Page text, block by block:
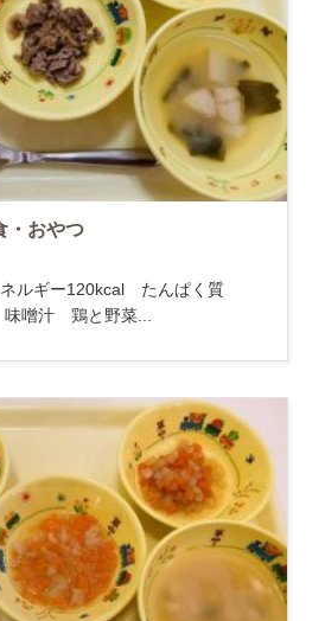
・おやつ
ネルギー120kcal たんぱく質
噌汁 鶏と野菜...